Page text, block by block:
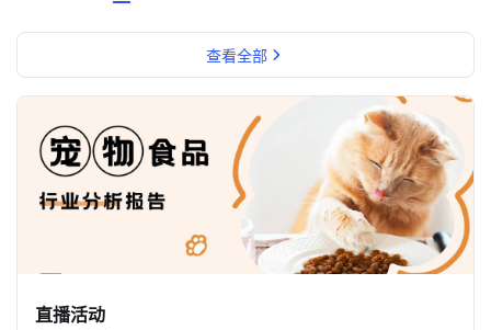
解决方案
金融市场解决方案
电商解决方案
资源中心
关于我们
查看全部
直播活动